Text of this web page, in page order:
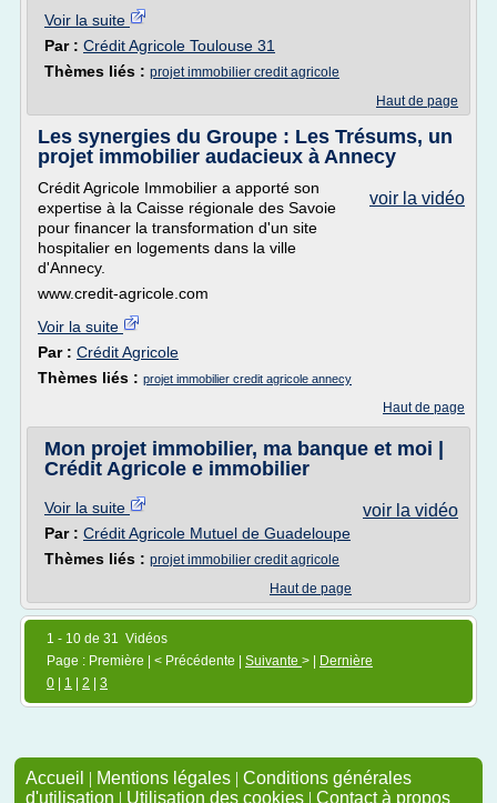
Voir la suite
Par : Crédit Agricole Toulouse 31
Thèmes liés : projet immobilier credit agricole
Haut de page
Les synergies du Groupe : Les Trésums, un
projet immobilier audacieux à Annecy
voir la vidéo
Crédit Agricole Immobilier a apporté son
expertise à la Caisse régionale des Savoie
pour financer la transformation d'un site
hospitalier en logements dans la ville
d'Annecy.
www.credit-agricole.com
Voir la suite
Par : Crédit Agricole
Thèmes liés : projet immobilier credit agricole annecy
Haut de page
Mon projet immobilier, ma banque et moi |
Crédit Agricole e immobilier
voir la vidéo
Voir la suite
Par : Crédit Agricole Mutuel de Guadeloupe
Thèmes liés : projet immobilier credit agricole
Haut de page
1 - 10 de 31 Vidéos
Page : Première | < Précédente | Suivante > |
Dernière
0
1 2 3
Accueil | Mentions légales | Conditions générales
d'utilisation | Utilisation des cookies | Contact à propos